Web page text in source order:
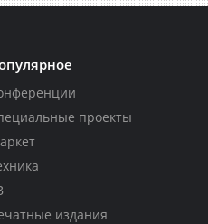
проекты
издания